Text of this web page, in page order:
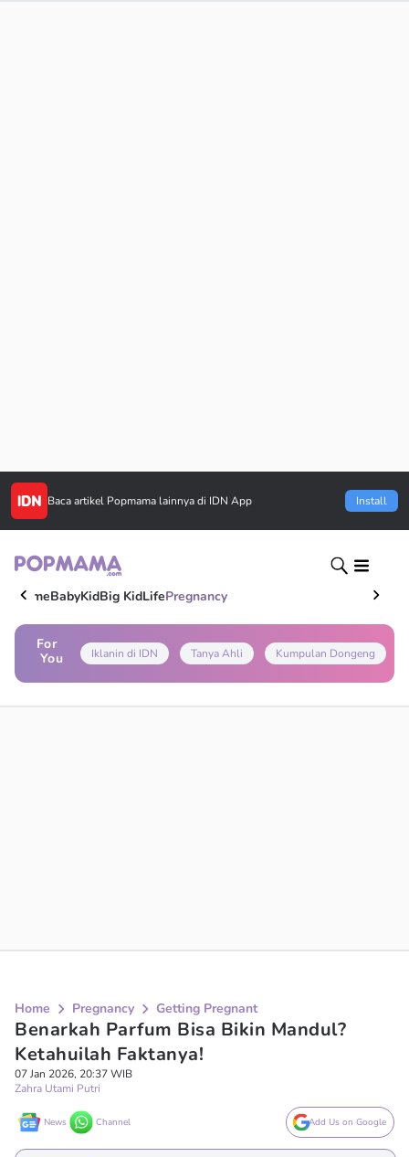
Baca artikel Popmama lainnya di IDN App Install
HomeBabyKidBig KidLifePregnancy
For
You
Iklanin di IDN Tanya Ahli Kumpulan Dongeng
Home Pregnancy Getting Pregnant
Benarkah Parfum Bisa Bikin Mandul?
Ketahuilah Faktanya!
07 Jan 2026, 20:37 WIB
Zahra Utami Putri
News Channel Add Us on Google